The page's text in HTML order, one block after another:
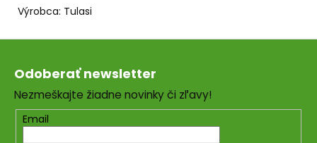
Výrobca: Tulasi
Z
Odoberať newsletter
Nezmeškajte žiadne novinky či zľavy!
Email